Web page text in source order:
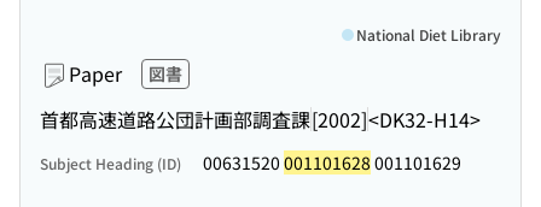
Paper 図書
首都高速道路公団計画部調査課[2002]<DK32-H14>
National Diet Library
Subject Heading (ID) 00631520 001101628 001101629